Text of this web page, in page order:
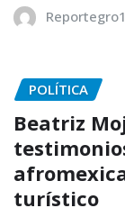
Reportegro1
POLÍTICA
Beatriz
turístico